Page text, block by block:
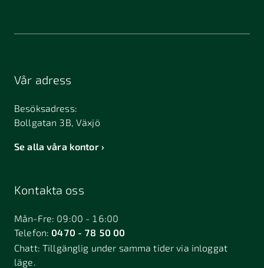
Vår adress
Besöksadress:
Bollgatan 3B, Växjö
Se alla våra kontor
Kontakta oss
Mån-Fre: 09:00 - 16:00
Telefon:0470 - 78 50 00
Chatt:Tillgänglig under samma tider via inloggat
läge.